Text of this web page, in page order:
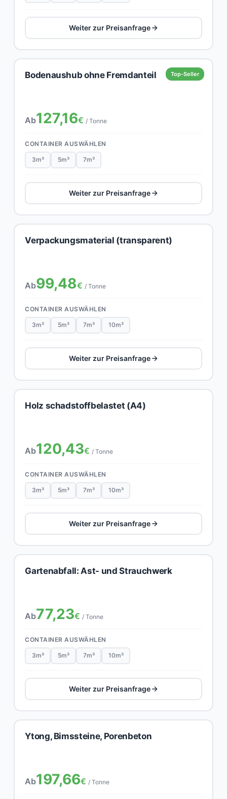
Weiter zur Preisanfrage
Top-Seller
Bodenaushub ohne Fremdanteil
Ab127,16€ / Tonne
CONTAINER AUSWÄHLEN
3m³ 5m³ 7m³
Weiter zur Preisanfrage
Verpackungsmaterial (transparent)
Ab99,48€ / Tonne
CONTAINER AUSWÄHLEN
3m³ 5m³ 7m³ 10m³
Weiter zur Preisanfrage
Holz schadstoffbelastet (A4)
Ab120,43€ / Tonne
CONTAINER AUSWÄHLEN
3m³ 5m³ 7m³ 10m³
Weiter zur Preisanfrage
Gartenabfall: Ast- und Strauchwerk
Ab77,23€ / Tonne
CONTAINER AUSWÄHLEN
3m³ 5m³ 7m³ 10m³
Weiter zur Preisanfrage
Ytong, Bimssteine, Porenbeton
Ab197,66€ / Tonne